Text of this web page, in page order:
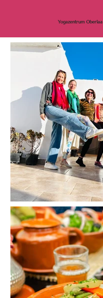
Yogazentrum Oberlaa